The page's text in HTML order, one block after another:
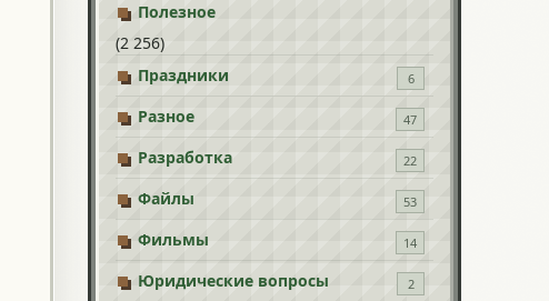
Полезное
(2 256)
Праздники
6
Разное 47
Разработка 22
Файлы 53
Фильмы 14
Юридические вопросы 2